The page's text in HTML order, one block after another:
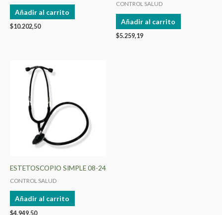
Añadir al carrito
$10.202,50
CONTROL SALUD
Añadir al carrito
$5.259,19
ESTETOSCOPIO SIMPLE 08-24
CONTROL SALUD
Añadir al carrito
$4.949,50